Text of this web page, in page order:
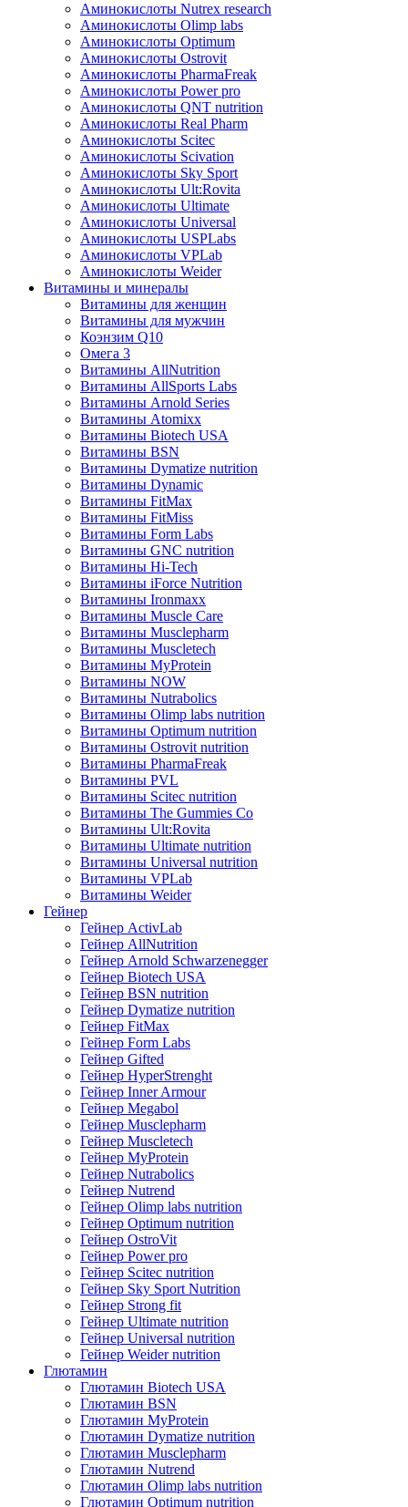
Аминокислоты Nutrex research
Аминокислоты Olimp labs
Аминокислоты Optimum
Аминокислоты Ostrovit
Аминокислоты PharmaFreak
Аминокислоты Power pro
Аминокислоты QNT nutrition
Аминокислоты Real Pharm
Аминокислоты Scitec
Аминокислоты Scivation
Аминокислоты Sky Sport
Аминокислоты Ult:Rovita
Аминокислоты Ultimate
Аминокислоты Universal
Аминокислоты USPLabs
Аминокислоты VPLab
Аминокислоты Weider
Витамины и минералы
Витамины для женщин
Витамины для мужчин
Коэнзим Q10
Омега 3
Витамины AllNutrition
Витамины AllSports Labs
Витамины Arnold Series
Витамины Atomixx
Витамины Biotech USA
Витамины BSN
Витамины Dymatize nutrition
Витамины Dynamic
Витамины FitMax
Витамины FitMiss
Витамины Form Labs
Витамины GNC nutrition
Витамины Hi-Tech
Витамины iForce Nutrition
Витамины Ironmaxx
Витамины Muscle Care
Витамины Musclepharm
Витамины Muscletech
Витамины MyProtein
Витамины NOW
Витамины Nutrabolics
Витамины Olimp labs nutrition
Витамины Optimum nutrition
Витамины Ostrovit nutrition
Витамины PharmaFreak
Витамины PVL
Витамины Scitec nutrition
Витамины The Gummies Co
Витамины Ult:Rovita
Витамины Ultimate nutrition
Витамины Universal nutrition
Витамины VPLab
Витамины Weider
Гейнер
Гейнер ActivLab
Гейнер AllNutrition
Гейнер Arnold Schwarzenegger
Гейнер Biotech USA
Гейнер BSN nutrition
Гейнер Dymatize nutrition
Гейнер FitMax
Гейнер Form Labs
Гейнер Gifted
Гейнер HyperStrenght
Гейнер Inner Armour
Гейнер Megabol
Гейнер Musclepharm
Гейнер Muscletech
Гейнер MyProtein
Гейнер Nutrabolics
Гейнер Nutrend
Гейнер Olimp labs nutrition
Гейнер Optimum nutrition
Гейнер OstroVit
Гейнер Power pro
Гейнер Scitec nutrition
Гейнер Sky Sport Nutrition
Гейнер Strong fit
Гейнер Ultimate nutrition
Гейнер Universal nutrition
Гейнер Weider nutrition
Глютамин
Глютамин Biotech USA
Глютамин BSN
Глютамин MyProtein
Глютамин Dymatize nutrition
Глютамин Musclepharm
Глютамин Nutrend
Глютамин Olimp labs nutrition
Глютамин Optimum nutrition